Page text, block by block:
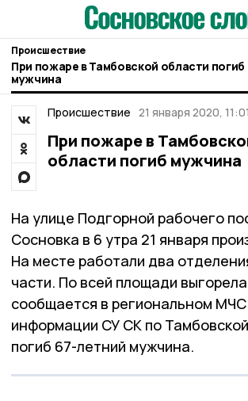
Происшествие
При пожаре в Тамбовской области погиб
мужчина
Происшествие 21 января 2020, 11:01
При пожаре в
области погиб мужчина
На улице Подгорной рабочего
Сосновка в 6 утра 21 января
На месте работали два
части. По всей площади
сообщается в региональном
информации СУ СК по
погиб 67-летний мужчина.